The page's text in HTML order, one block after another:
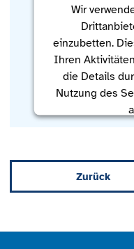
Wir
einzubetten.
Ihren
die Details
Nutzung des
Zurück